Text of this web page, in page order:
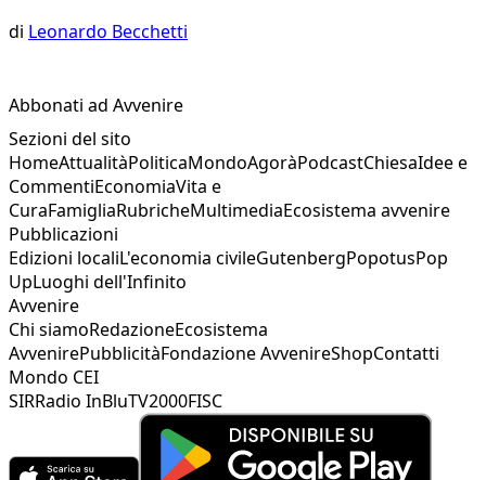
di Leonardo Becchetti
Abbonati ad Avvenire
Sezioni del sito
HomeAttualitàPoliticaMondoAgoràPodcastChiesaIdee e
CommentiEconomiaVita e
CuraFamigliaRubricheMultimediaEcosistema avvenire
Pubblicazioni
Edizioni localiL'economia civileGutenbergPopotusPop
UpLuoghi dell'Infinito
Avvenire
Chi siamoRedazioneEcosistema
AvvenirePubblicitàFondazione AvvenireShopContatti
Mondo CEI
SIRRadio InBluTV2000FISC